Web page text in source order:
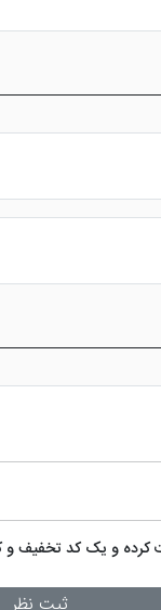
نمایید.
کرده و یک کد تخفیف